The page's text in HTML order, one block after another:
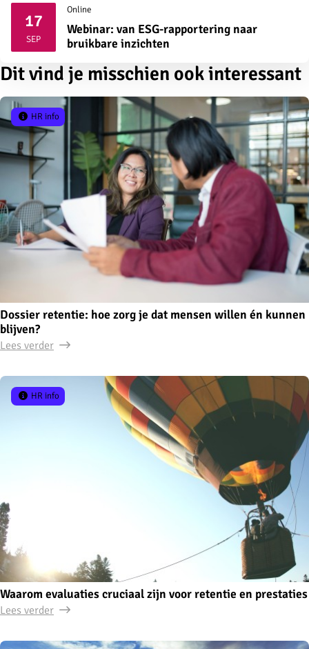
17
SEP2026
Online
Webinar: van ESG-rapportering naar
bruikbare inzichten
Dit vind je misschien ook interessant
Dossier retentie: hoe zorg je dat mensen willen én kunnen
blijven?
HR info
Lees verder
Waarom evaluaties cruciaal zijn voor retentie en prestaties
HR info
Lees verder